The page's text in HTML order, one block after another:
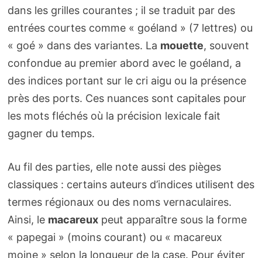
dans les grilles courantes ; il se traduit par des
entrées courtes comme « goéland » (7 lettres) ou
« goé » dans des variantes. La mouette, souvent
confondue au premier abord avec le goéland, a
des indices portant sur le cri aigu ou la présence
près des ports. Ces nuances sont capitales pour
les mots fléchés où la précision lexicale fait
gagner du temps.
Au fil des parties, elle note aussi des pièges
classiques : certains auteurs d’indices utilisent des
termes régionaux ou des noms vernaculaires.
Ainsi, le macareuxpeut apparaître sous la forme
« papegai » (moins courant) ou « macareux
moine » selon la longueur de la case. Pour éviter